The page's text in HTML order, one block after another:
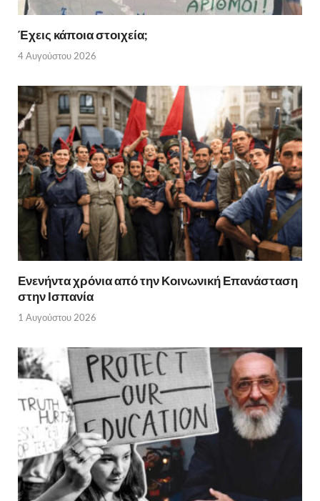
Έχεις κάποια στοιχεία;
4 Αυγούστου 2026
Ενενήντα χρόνια από την Κοινωνική Επανάσταση
στην Ισπανία
1 Αυγούστου 2026